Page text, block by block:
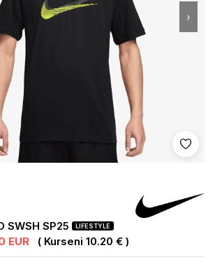
Shto
›
SWSH SP25 LIFESTYLE
EUR ( Kurseni 10.20 € )